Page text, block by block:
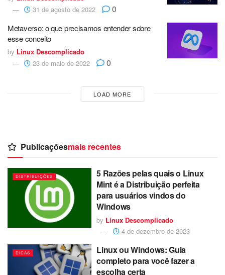
31 de agosto de 2022
0
Metaverso: o que precisamos entender sobre
esse conceito
by Linux Descomplicado
23 de maio de 2022
0
LOAD MORE
Publicaçõesmais recentes
DISTRIBUIÇÕES
5 Razões pelas quais o Linux
Mint é a Distribuição perfeita
para usuários vindos do
Windows
by Linux Descomplicado
4 de dezembro de 2023
DICAS
Linux ou Windows: Guia
completo para você fazer a
escolha certa